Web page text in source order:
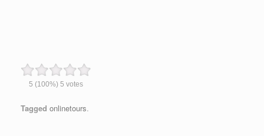
5 (100%) 5 votes
Tagged onlinetours.